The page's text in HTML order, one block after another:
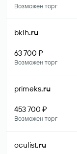
Возможен торг
bklh.ru
63 700 ₽
Возможен торг
primeks.ru
453 700 ₽
Возможен торг
oculist.ru